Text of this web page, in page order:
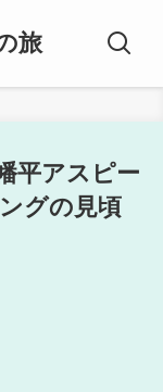
旅
平アスピー
グの見頃